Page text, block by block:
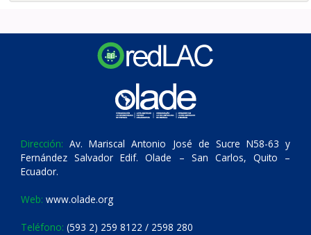
Dirección: Av. Mariscal Antonio José de Sucre N58-63 y
Fernández Salvador Edif. Olade – San Carlos, Quito –
Ecuador.
Web: www.olade.org
Teléfono: (593 2) 259 8122 / 2598 280